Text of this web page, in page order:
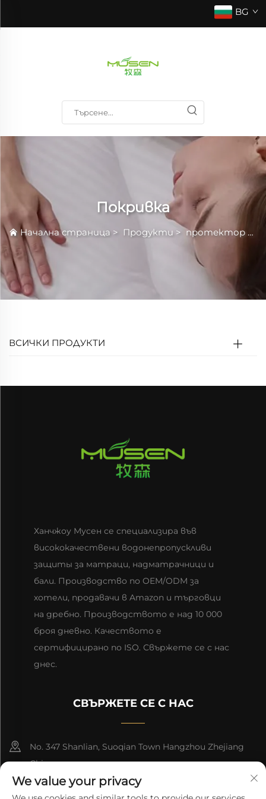
BG
Покривка
Начална страница > Продукти> протектор и топ матрак
ВСИЧКИ ПРОДУКТИ
Ханчжоу Мусен се специализира във
висококачествени водонепропускливи
защиты за матраци, надматрачници и
бали. Производство по OEM/ODM за
хотели, продавачи в Amazon и търговци
на дребно. Производството е над 10 000
броя дневно. Качеството е
сертифицирано по ISO. Свържете се с нас
днес.
СВЪРЖЕТЕ СЕ С НАС
No. 347 Shanlian, Suoqian Town Hangzhou Zhejiang
China
+86-15957161288
We value your privacy